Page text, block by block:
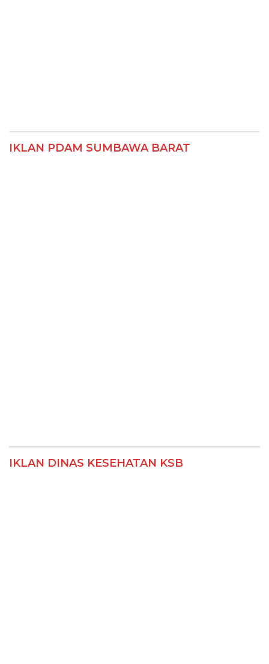
IKLAN PDAM SUMBAWA BARAT
IKLAN DINAS KESEHATAN KSB